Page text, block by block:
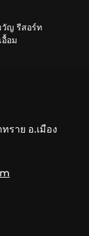
วัญ รีสอร์ท
อม
ราย อ.เมือง